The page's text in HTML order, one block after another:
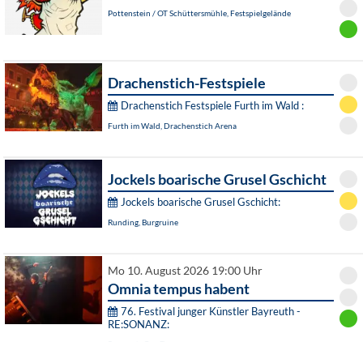
Pottenstein / OT Schüttersmühle, Festspielgelände
Drachenstich-Festspiele
Drachenstich Festspiele Furth im Wald :
Furth im Wald, Drachenstich Arena
Jockels boarische Grusel Gschicht
Jockels boarische Grusel Gschicht:
Runding, Burgruine
Mo 10. August 2026 19:00 Uhr
Omnia tempus habent
76. Festival junger Künstler Bayreuth -
RE:SONANZ: